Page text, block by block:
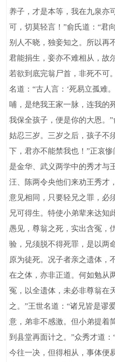
养子，才是本等，我在九泉亦
可，切莫轻言！”俞氏道：“君
别人不晓，独妾知之。所以再
君能捐生，妾亦不难相从，故
若欲到底完翁尸首，非死不可
名道：“古人言：‘死易立孤难
哺，是绝我王家一脉，连我的
我保全孩子，便是你的大恩。
姑忍三岁。三岁之后，孩子不
下，君亦不能禁我也！”正哀
是金华、武义两学中的秀才与
汪、陈两令央他们来劝王秀才
意见相同，只要轻兄之罪，必
兄可得生。特使小弟辈来达知
愚见，尊翁之死，实出含冤，
验，兄须脱不得死罪，是以两
原为徒死。况子者亲之遗体，
在之体，亦非正道。何如勉从
冤，以全遗体，未必非尊翁在
之。”王世名道：“诸兄皆是谬
意，弟非不感激。但小弟提着
到县堂再面计之。”众秀才道
今往一决，但得相从，事体便